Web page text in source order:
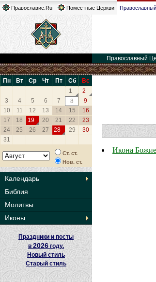
Православие.Ru Поместные Церкви
Православный
Пн Вт Ср Чт Пт Сб
Вс
1
2
3
4 5 6 7 8
9
10
11 12 13 14 15
16
17
18 19 20 21 22
23
24
25 26 27 28 29
30
31
Ст. ст.
Нов. ст.
Календарь
Библия
Молитвы
Иконы
Праздники и посты
в2026 году.
Новый стиль
Старый стиль
Икона